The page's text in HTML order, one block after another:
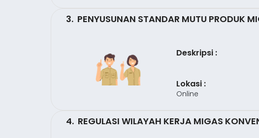
3. PENYUSUNAN STANDAR MUTU PRODUK
Deskripsi :
Lokasi :
Online
4. REGULASI WILAYAH KERJA MIGAS